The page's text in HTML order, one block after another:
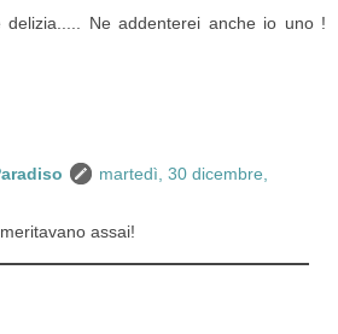
delizia..... Ne addenterei anche io uno !
martedì, 30 dicembre,
assai!